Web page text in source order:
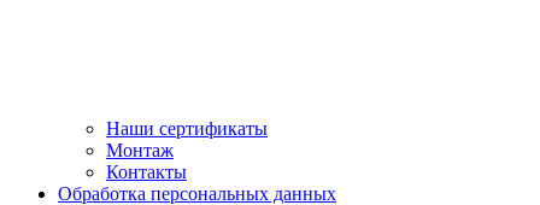
Наши сертификаты
Монтаж
Контакты
Обработка персональных данных